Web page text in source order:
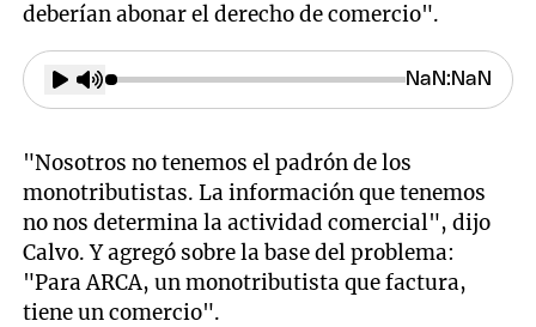
deberían abonar el derecho de comercio".
"Nosotros no tenemos el padrón de los
monotributistas. La información que tenemos
no nos determina la actividad comercial", dijo
Calvo. Y agregó sobre la base del problema:
"Para ARCA, un monotributista que factura,
tiene un comercio".